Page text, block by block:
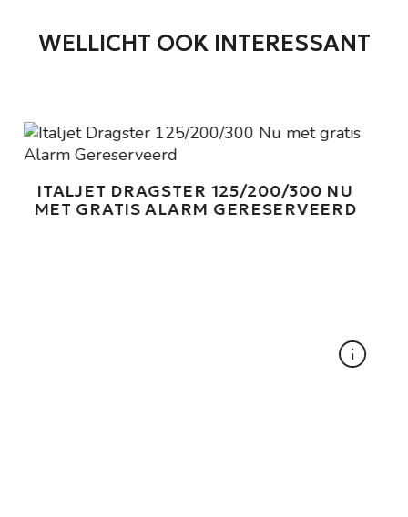
WELLICHT OOK INTERESSANT
ITALJET DRAGSTER 125/200/300 NU
MET GRATIS ALARM GERESERVEERD